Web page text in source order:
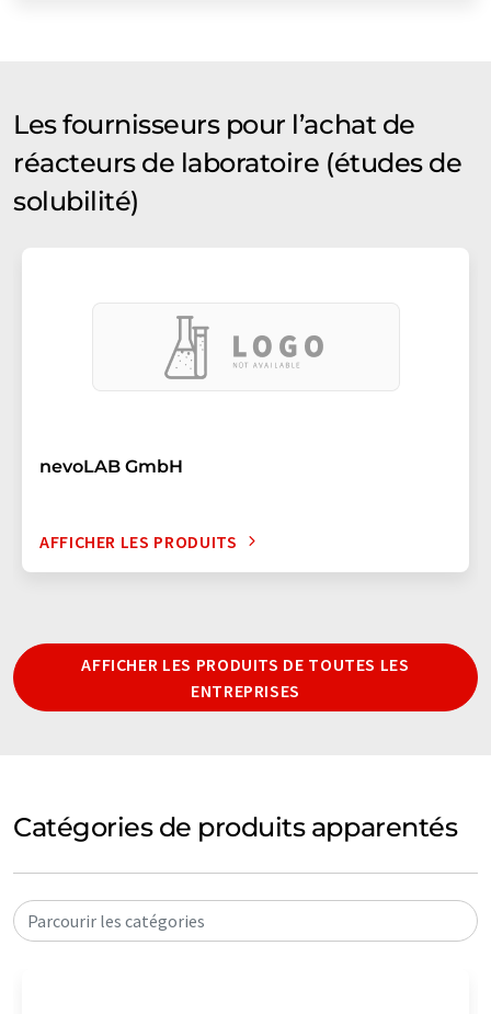
Les fournisseurs pour l’achat de
réacteurs de laboratoire (études de
solubilité)
nevoLAB GmbH
AFFICHER LES PRODUITS
AFFICHER LES PRODUITS DE TOUTES LES
ENTREPRISES
Catégories de produits apparentés
Parcourir les catégories